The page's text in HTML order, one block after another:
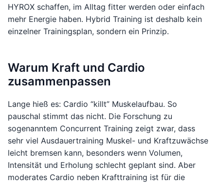
HYROX schaffen, im Alltag fitter werden oder einfach
mehr Energie haben. Hybrid Training ist deshalb kein
einzelner Trainingsplan, sondern ein Prinzip.
Warum Kraft und Cardio
zusammenpassen
Lange hieß es: Cardio “killt” Muskelaufbau. So
pauschal stimmt das nicht. Die Forschung zu
sogenanntem Concurrent Training zeigt zwar, dass
sehr viel Ausdauertraining Muskel- und Kraftzuwächse
leicht bremsen kann, besonders wenn Volumen,
Intensität und Erholung schlecht geplant sind. Aber
moderates Cardio neben Krafttraining ist für die